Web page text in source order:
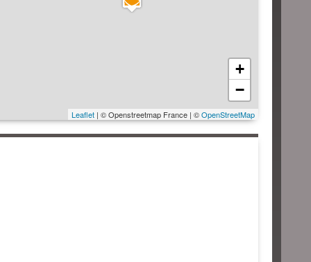
+
−
Leaflet| © Openstreetmap France | ©OpenStreetMap